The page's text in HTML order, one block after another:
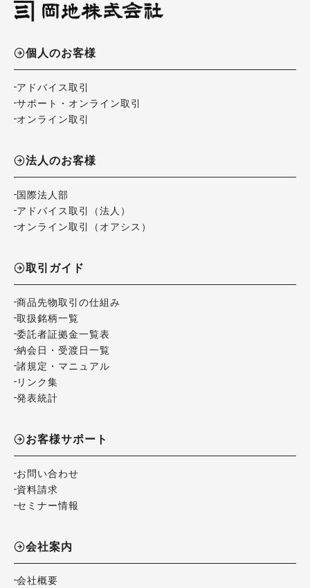
個人のお客様
アドバイス取引
サポート・オンライン取引
オンライン取引
法人のお客様
国際法人部
アドバイス取引（法人）
オンライン取引（オアシス）
取引ガイド
商品先物取引の仕組み
取扱銘柄一覧
委託者証拠金一覧表
納会日・受渡日一覧
諸規定・マニュアル
リンク集
発表統計
お客様サポート
お問い合わせ
資料請求
セミナー情報
会社案内
会社概要